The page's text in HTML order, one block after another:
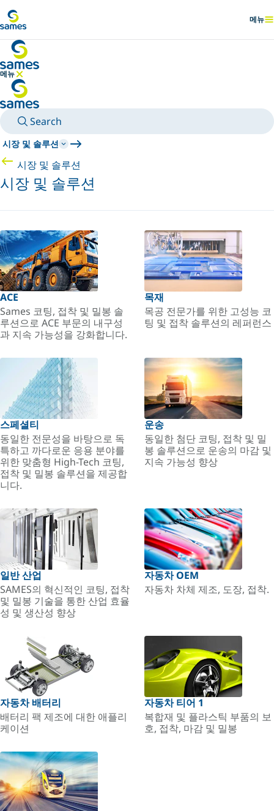
표시
메뉴
메뉴
메뉴 숨기기
Search
시장 및 솔루션
시장 및 솔루션
시장 및 솔루션
ACE
Sames 코팅, 접착 및 밀봉 솔
루션으로 ACE 부문의 내구성
과 지속 가능성을 강화합니다.
목재
목공 전문가를 위한 고성능 코
팅 및 접착 솔루션의 레퍼런스
스페셜티
동일한 전문성을 바탕으로 독
특하고 까다로운 응용 분야를
위한 맞춤형 High-Tech 코팅,
접착 및 밀봉 솔루션을 제공합
니다.
운송
동일한 첨단 코팅, 접착 및 밀
봉 솔루션으로 운송의 마감 및
지속 가능성 향상
일반 산업
SAMES의 혁신적인 코팅, 접착
및 밀봉 기술을 통한 산업 효율
성 및 생산성 향상
자동차 OEM
자동차 차체 제조, 도장, 접착.
자동차 배터리
배터리 팩 제조에 대한 애플리
케이션
자동차 티어 1
복합재 및 플라스틱 부품의 보
호, 접착, 마감 및 밀봉